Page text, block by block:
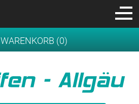
WARENKORB (0)